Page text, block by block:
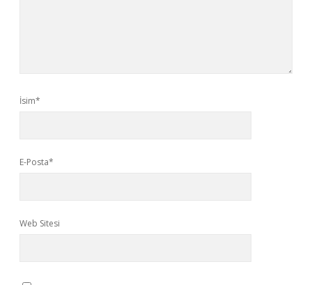
İsim*
E-Posta*
Web Sitesi